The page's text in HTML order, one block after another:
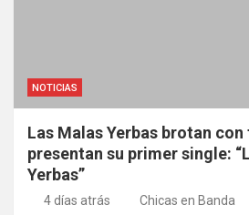
NOTICIAS
Las Malas Yerbas brotan
presentan su primer single:
Yerbas”
4 días atrás Chicas en Banda